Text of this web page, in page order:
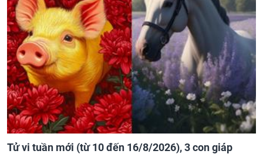
Tử vi tuần mới (từ 10 đến 16/8/2026), 3 con giáp